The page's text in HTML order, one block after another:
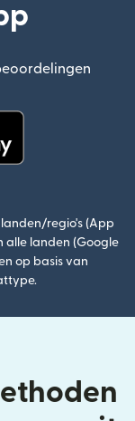
regio's (App
alle landen (Google
op basis van